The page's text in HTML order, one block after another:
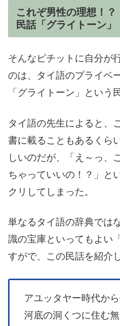
これぞ男性の理想！
民話「グライトーン」
そんなピチットに自分が
のは、タイ語のプライベ
「グライトーン」という
タイ語の先生によると、
書に載ることもあるくら
しいのだが、「え～っ、
ちゃっていいの！？」と
クリしてしまった。
単なるタイ語の辞典では
識の宝庫といってもよい
すがで、この民話を紹介
アユッタヤー時代から
河底の洞くつに住む